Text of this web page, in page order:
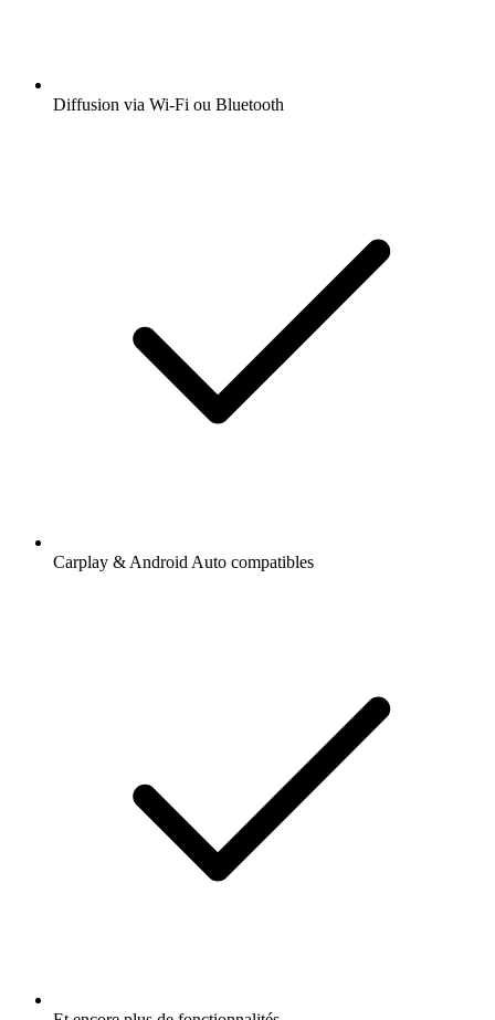
Diffusion via Wi-Fi ou Bluetooth
Carplay & Android Auto compatibles